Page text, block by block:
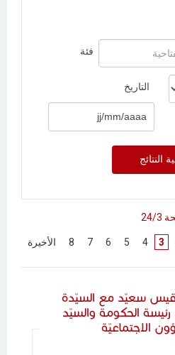
فئة
التاريخ
3
4
5
6
7
8 الأخيرة
قيس سعيّد مع السيّدة
رئيسة الحكومة والسيّد
الاجتماعيّة